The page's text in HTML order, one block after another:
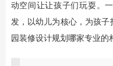
动空间让让孩子们玩耍。
发，以幼儿为核心，为孩
园装修设计规划哪家专业的